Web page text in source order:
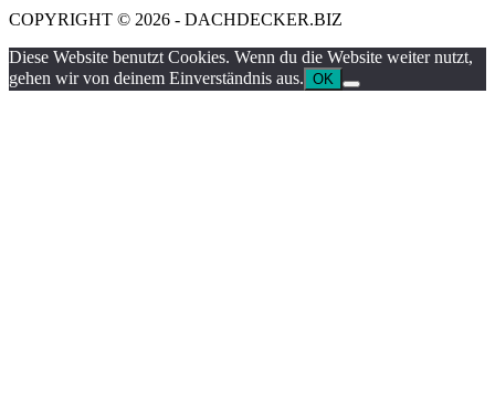
COPYRIGHT © 2026 - DACHDECKER.BIZ
Diese Website benutzt Cookies. Wenn du die Website weiter nutzt,
gehen wir von deinem Einverständnis aus. OK